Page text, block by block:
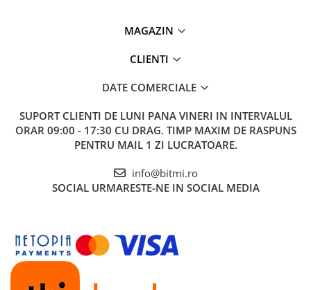
MAGAZIN
CLIENTI
DATE COMERCIALE
SUPORT CLIENTI DE LUNI PANA VINERI IN INTERVALUL
ORAR 09:00 - 17:30 CU DRAG. TIMP MAXIM DE RASPUNS
PENTRU MAIL 1 ZI LUCRATOARE.
info@bitmi.ro
SOCIAL URMARESTE-NE IN SOCIAL MEDIA